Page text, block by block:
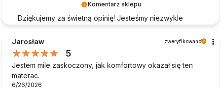
Komentarz sklepu
Dziękujemy za świetną opinię! Jesteśmy niezwykle
zakupów w naszym sklepie. Twoje pozytywne
doświadczenie motywuje nas do dalszego rozwoju.
Dziękujemy za zaufanie i zapraszamy ponownie!
Jarosław zweryfikowano
5
Jestem mile zaskoczony, jak komfortowy okazał się ten
materac.
6/26/2026